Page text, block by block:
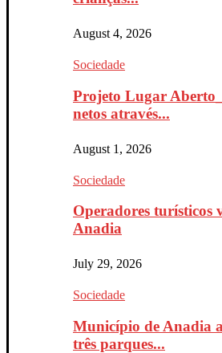
August 4, 2026
Sociedade
Projeto Lugar
netos através...
August 1, 2026
Sociedade
Operadores turísticos
Anadia
July 29, 2026
Sociedade
Município de Anadia
três parques...